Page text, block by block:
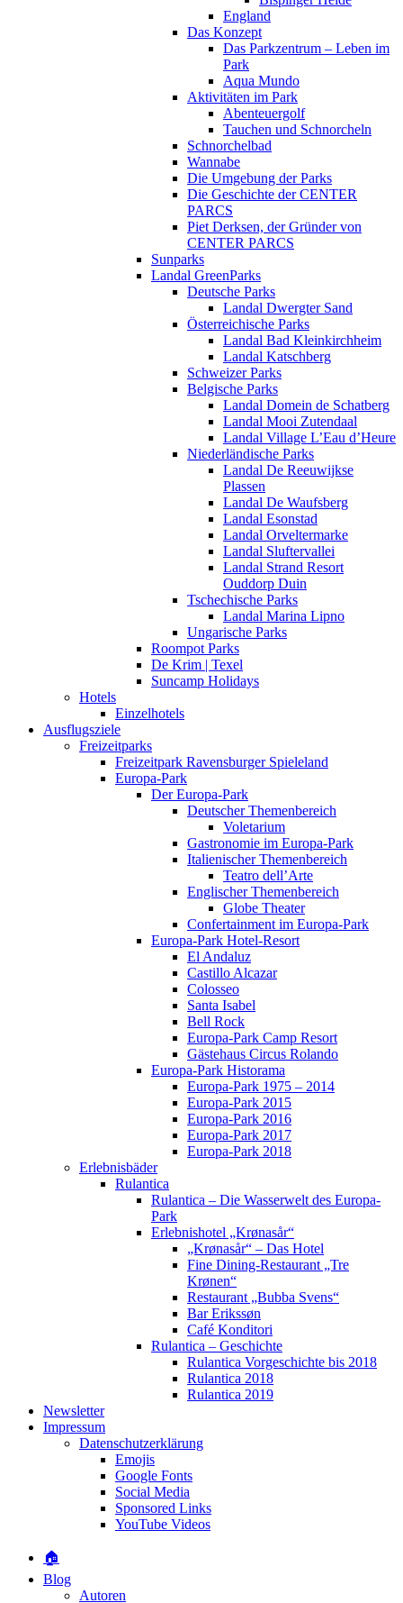
England
Das Konzept
Das Parkzentrum – Leben im
Park
Aqua Mundo
Aktivitäten im Park
Abenteuergolf
Tauchen und Schnorcheln
Schnorchelbad
Wannabe
Die Umgebung der Parks
Die Geschichte der CENTER
PARCS
Piet Derksen, der Gründer von
CENTER PARCS
Sunparks
Landal GreenParks
Deutsche Parks
Landal Dwergter Sand
Österreichische Parks
Landal Bad Kleinkirchheim
Landal Katschberg
Schweizer Parks
Belgische Parks
Landal Domein de Schatberg
Landal Mooi Zutendaal
Landal Village L’Eau d’Heure
Niederländische Parks
Landal De Reeuwijkse
Plassen
Landal De Waufsberg
Landal Esonstad
Landal Orveltermarke
Landal Sluftervallei
Landal Strand Resort
Ouddorp Duin
Tschechische Parks
Landal Marina Lipno
Ungarische Parks
Roompot Parks
De Krim | Texel
Suncamp Holidays
Hotels
Einzelhotels
Ausflugsziele
Freizeitparks
Freizeitpark Ravensburger Spieleland
Europa-Park
Der Europa-Park
Deutscher Themenbereich
Voletarium
Gastronomie im Europa-Park
Italienischer Themenbereich
Teatro dell’Arte
Englischer Themenbereich
Globe Theater
Confertainment im Europa-Park
Europa-Park Hotel-Resort
El Andaluz
Castillo Alcazar
Colosseo
Santa Isabel
Bell Rock
Europa-Park Camp Resort
Gästehaus Circus Rolando
Europa-Park Historama
Europa-Park 1975 – 2014
Europa-Park 2015
Europa-Park 2016
Europa-Park 2017
Europa-Park 2018
Erlebnisbäder
Rulantica
Rulantica – Die Wasserwelt des Europa-
Park
Erlebnishotel „Krønasår“
„Krønasår“ – Das Hotel
Fine Dining-Restaurant „Tre
Krønen“
Restaurant „Bubba Svens“
Bar Erikssøn
Café Konditori
Rulantica – Geschichte
Rulantica Vorgeschichte bis 2018
Rulantica 2018
Rulantica 2019
Newsletter
Impressum
Datenschutzerklärung
Emojis
Google Fonts
Social Media
Sponsored Links
YouTube Videos
🏠
Blog
Autoren